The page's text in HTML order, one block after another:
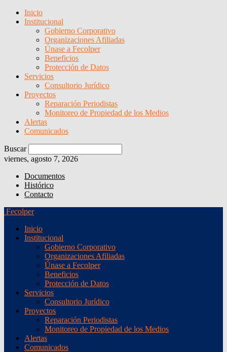
Inicio
Institucional
Gobierno Corporativo
Organizaciones Afiliadas
Únase a Fecolper
Beneficios
Protección de Datos
Servicios
Consultorio Jurídico
Proyectos
Reparación Periodistas
Monitoreo de Propiedad de los Medios
Alertas
Comunicados
Buscar
viernes, agosto 7, 2026
Documentos
Histórico
Contacto
Fecolper
Inicio
Institucional
Gobierno Corporativo
Organizaciones Afiliadas
Únase a Fecolper
Beneficios
Protección de Datos
Servicios
Consultorio Jurídico
Proyectos
Reparación Periodistas
Monitoreo de Propiedad de los Medios
Alertas
Comunicados